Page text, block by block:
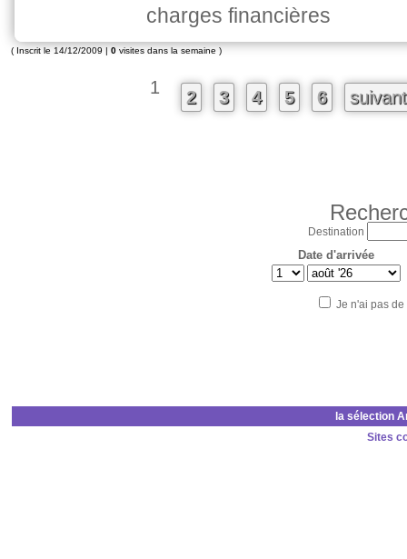
charges financières
( Inscrit le 14/12/2009 | 0 visites dans la semaine )
1 2 3 4 5 6
Destination
Date d'arrivée
Je n'ai pas
la sélection
Sites